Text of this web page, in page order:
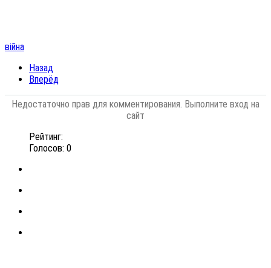
війна
Назад
Вперёд
Недостаточно прав для комментирования. Выполните вход на
сайт
Рейтинг:
Голосов: 0